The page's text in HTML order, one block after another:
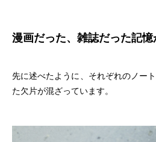
漫画だった、雑誌だった記憶
先に述べたように、それぞれのノー
た欠片が混ざっています。